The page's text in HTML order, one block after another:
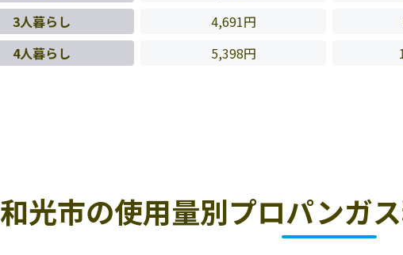
3人暮らし
4,691円
4人暮らし
5,398円
和光市の使用量別プロパンガ